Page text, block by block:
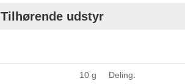
Tilhørende udstyr
10 g Deling: